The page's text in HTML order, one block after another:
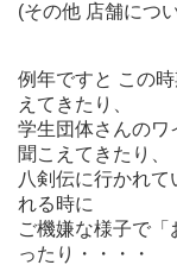
(その他 店舗につ
例年ですと この
えてきたり、
学生団体さんのワ
聞こえてきたり、
八剣伝に行かれ
れる時に
ご機嫌な様子で
ったり・・・・